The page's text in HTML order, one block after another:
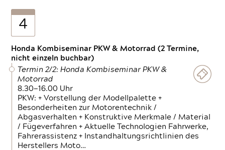
4
Honda Kombiseminar PKW & Motorrad (2 Termine,
nicht einzeln buchbar)
Termin 2/2: Honda Kombiseminar PKW &
Motorrad
8.30—16.00 Uhr
PKW: + Vorstellung der Modellpalette +
Besonderheiten zur Motorentechnik /
Abgasverhalten + Konstruktive Merkmale / Material
/ Fügeverfahren + Aktuelle Technologien Fahrwerke,
Fahrerassistenz + Instandhaltungsrichtlinien des
Herstellers Moto…